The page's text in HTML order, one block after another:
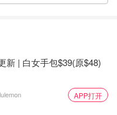
新 | 白女手包$39(原$48)
APP打开